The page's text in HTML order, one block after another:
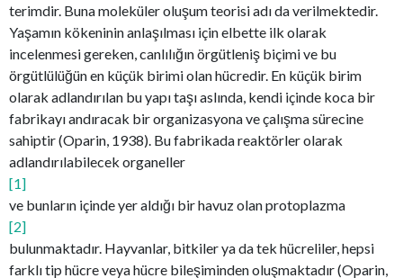
terimdir. Buna moleküler oluşum teorisi adı da verilmektedir.
Yaşamın kökeninin anlaşılması için elbette ilk olarak
incelenmesi gereken, canlılığın örgütleniş biçimi ve bu
örgütlülüğün en küçük birimi olan hücredir. En küçük birim
olarak adlandırılan bu yapı taşı aslında, kendi içinde koca bir
fabrikayı andıracak bir organizasyona ve çalışma sürecine
sahiptir (Oparin, 1938). Bu fabrikada reaktörler olarak
adlandırılabilecek organeller
[1]
ve bunların içinde yer aldığı bir havuz olan protoplazma
[2]
bulunmaktadır. Hayvanlar, bitkiler ya da tek hücreliler, hepsi
farklı tip hücre veya hücre bileşiminden oluşmaktadır (Oparin,